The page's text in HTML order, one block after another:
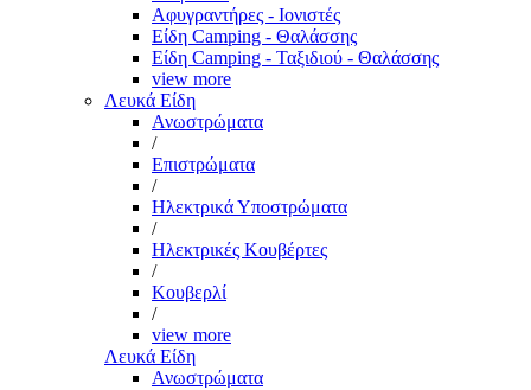
Αφυγραντήρες - Ιονιστές
Είδη Camping - Θαλάσσης
Είδη Camping - Ταξιδιού - Θαλάσσης
view more
Λευκά Είδη
Ανωστρώματα
/
Επιστρώματα
/
Ηλεκτρικά Υποστρώματα
/
Ηλεκτρικές Κουβέρτες
/
Κουβερλί
/
view more
Λευκά Είδη
Ανωστρώματα